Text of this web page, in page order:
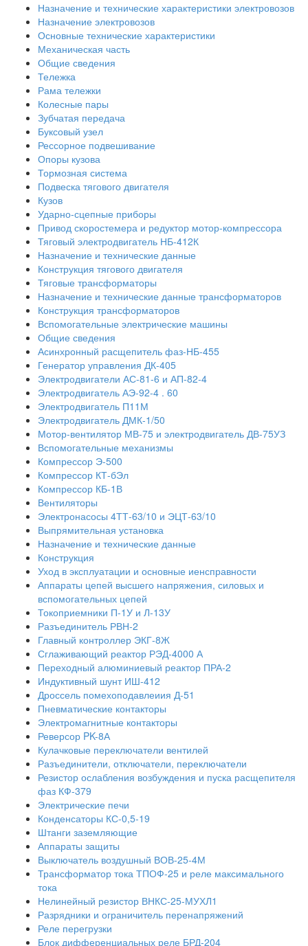
Назначение и технические характеристики электровозов
Назначение электровозов
Основные технические характеристики
Механическая часть
Общие сведения
Тележка
Рама тележки
Колесные пары
Зубчатая передача
Буксовый узел
Рессорное подвешивание
Опоры кузова
Тормозная система
Подвеска тягового двигателя
Кузов
Ударно-сцепные приборы
Привод скоростемера и редуктор мотор-компрессора
Тяговый электродвигатель НБ-412К
Назначение и технические данные
Конструкция тягового двигателя
Тяговые трансформаторы
Назначение и технические данные трансформаторов
Конструкция трансформаторов
Вспомогательные электрические машины
Общие сведения
Асинхронный расщепитель фаз-НБ-455
Генератор управления ДК-405
Электродвигатели АС-81-6 и АП-82-4
Электродвигатель АЭ-92-4 . 60
Электродвигатель П11М
Электродвигатель ДМК-1/50
Мотор-вентилятор МВ-75 и электродвигатель ДВ-75УЗ
Вспомогательные механизмы
Компрессор Э-500
Компрессор КТ-бЭл
Компрессор КБ-1В
Вентиляторы
Электронасосы 4ТТ-63/10 и ЭЦТ-63/10
Выпрямительная установка
Назначение и технические данные
Конструкция
Уход в эксплуатации и основные иенсправности
Аппараты цепей высшего напряжения, силовых и
вспомогательных цепей
Токоприемники П-1У и Л-13У
Разъединитель РВН-2
Главный контроллер ЭКГ-8Ж
Сглаживающий реактор РЭД-4000 А
Переходный алюминиевый реактор ПРА-2
Индуктивный шунт ИШ-412
Дроссель помехоподавлеиия Д-51
Пневматические контакторы
Электромагнитные контакторы
Реверсор PK-8А
Кулачковые переключатели вентилей
Разъединители, отключатели, переключатели
Резистор ослабления возбуждения и пуска расщепителя
фаз КФ-379
Электрические печи
Конденсаторы КС-0,5-19
Штанги заземляющие
Аппараты защиты
Выключатель воздушный ВОВ-25-4М
Трансформатор тока ТПОФ-25 и реле максимального
тока
Нелинейный резистор ВНКС-25-МУХЛ1
Разрядники и ограничитель перенапряжений
Реле перегрузки
Блок дифференциальных реле БРД-204